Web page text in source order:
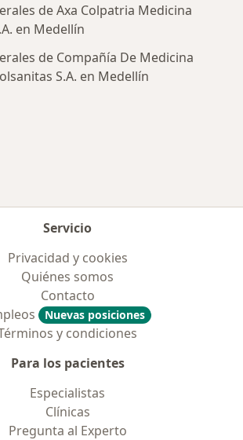
de Axa Colpatria Medicina
en Medellín
de Compañía De Medicina
S.A. en Medellín
Servicio
Privacidad y cookies
Quiénes somos
Contacto
Nuevas posiciones
y condiciones
Para los pacientes
Especialistas
Clínicas
Pregunta al Experto